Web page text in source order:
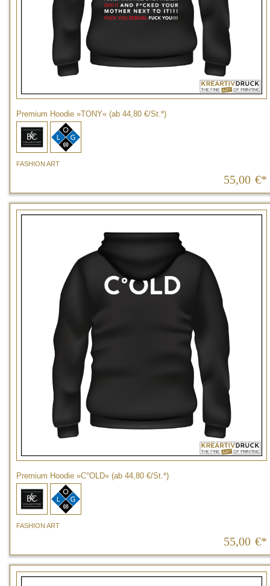
Premium Hoodie »TONY« (ab 44,80 €/St.*)
FASHION ART
55,00 €*
Premium Hoodie »C°OLD« (ab 44,80 €/St.*)
FASHION ART
55,00 €*